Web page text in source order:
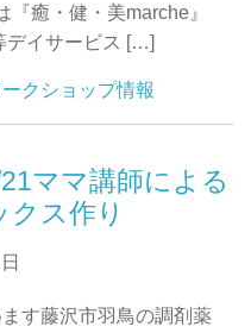
『癒・健・美marche』
デイサービス […]
ークショップ情報
21ママ講師による
クス作り
す藤沢市羽鳥の調剤薬